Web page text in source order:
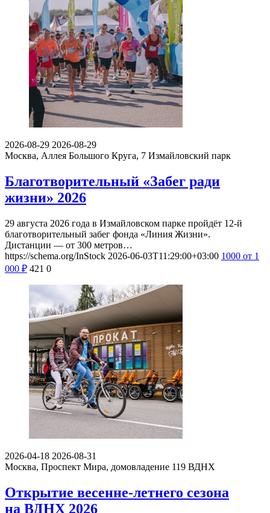
2026-08-29 2026-08-29
Москва, Аллея Большого Круга, 7 Измайловский парк
Благотворительный «Забег ради
жизни» 2026
29 августа 2026 года в Измайловском парке пройдёт 12-й
благотворительный забег фонда «Линия Жизни».
Дистанции — от 300 метров…
https://schema.org/InStock 2026-06-03T11:29:00+03:00 1000 от 1
000 ₽ 421 0
2026-04-18 2026-08-31
Москва, Проспект Мира, домовладение 119 ВДНХ
Открытие весенне-летнего сезона
на ВДНХ 2026